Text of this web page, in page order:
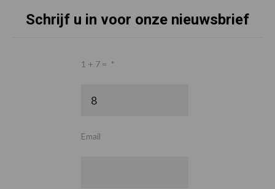
Schrijf u in voor onze nieuwsbrief
1 + 7 = *
Email